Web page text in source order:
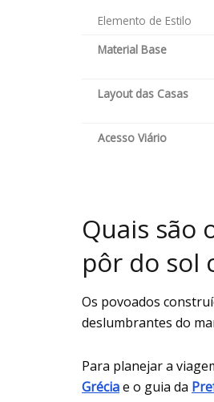
Elemento de Estilo
Material Base
Layout das Casas
Acesso Viário
Quais são
pôr do sol
Os povoados
deslumbrantes do
Para planejar a
Gréciae o guia da